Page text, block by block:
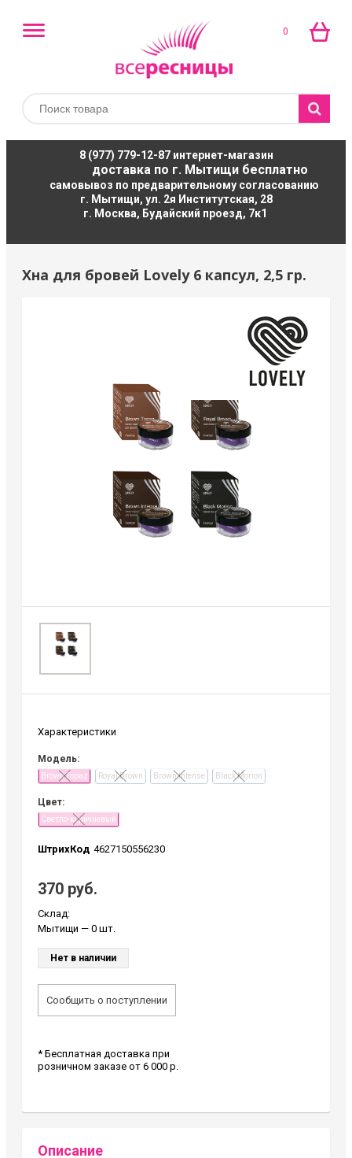
0
8 (977) 779-12-87интернет-магазин
доставка по г. Мытищи бесплатно
самовывоз по предварительному согласованию
г. Мытищи, ул. 2я Институтская, 28
г. Москва, Будайский проезд, 7к1
Хна для бровей Lovely 6 капсул, 2,5 гр.
Характеристики
Модель:
Brown Topaz Royal Brown Brown Intense Black Morion
Цвет:
Светло-коричневый
ШтрихКод 4627150556230
370 руб.
Склад:
Мытищи — 0 шт.
Нет в наличии
Сообщить о поступлении
* Бесплатная доставка при
розничном заказе от 6 000 р.
Описание